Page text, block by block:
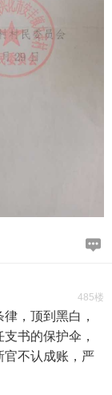
485楼
，顶到黑白，
书的保护伞，
官不认成账，严